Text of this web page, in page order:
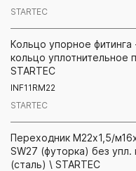
STARTEC
Кольцо упорное фитинга
кольцо уплотнительное
STARTEC
INF11RM22
STARTEC
Переходник М22х1,5/
SW27 (футорка) без упл.
(сталь) \ STARTEC